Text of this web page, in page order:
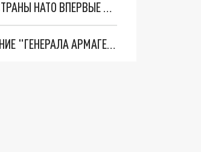
"ОЧЕНЬ ПЛОХИЕ НОВОСТИ": БОЛЬШАЯ ОШИБКА PALANTIR В РОССИИ. СТРАНЫ НАТО ВПЕРВЫЕ ЗА СВО ОСТАНОВИЛИ ПОСТАВКИ ОРУЖИЯ. ВСУ ТЕРЯЮТ ПРИГРАНИЧЬЕ?
ТРИ ГЛАВНЫХ ИНСАЙДА ОБ СВО. ОТМЕНА МОБИЛИЗАЦИИ И ВОЗВРАЩЕНИЕ "ГЕНЕРАЛА АРМАГЕДДОНА"? ОТЛИЧНЫЕ НОВОСТИ, КОТОРЫЕ ЖДАЛИ ВСЕ